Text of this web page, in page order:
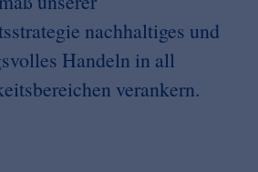
nachhaltiges und
Handeln in all
verankern.